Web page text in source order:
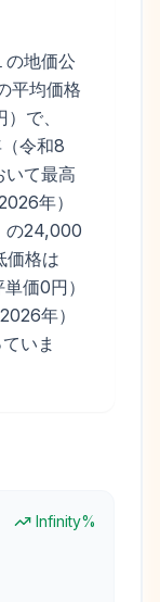
の地価公
平均価格
で、
令和8
いて最高
年）
の24,000
価格は
価0円）
年）
いま
Infinity%